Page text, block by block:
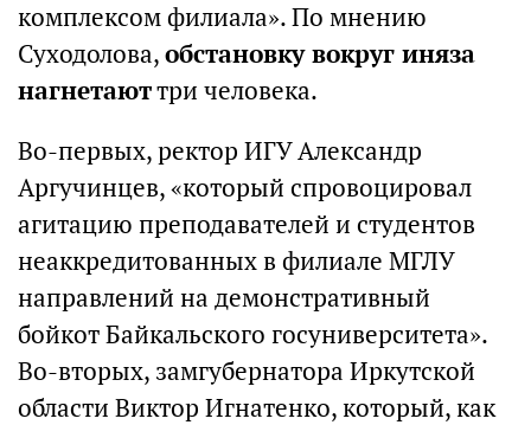
комплексом филиала». По мнению
Суходолова,обстановку вокруг иняза
нагнетаюттри человека.
Во-первых, ректор ИГУ Александр
Аргучинцев, «который спровоцировал
агитацию преподавателей и студентов
неаккредитованных в филиале МГЛУ
направлений на демонстративный
бойкот Байкальского госуниверситета».
Во-вторых, замгубернатора Иркутской
области Виктор Игнатенко, который, как